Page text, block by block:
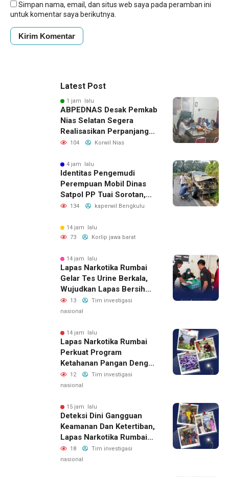
Simpan nama, email, dan situs web saya pada peramban ini
untuk komentar saya berikutnya.
Latest Post
1 jam lalu
ABPEDNAS Desak Pemkab
Nias Selatan Segera
Realisasikan Perpanjangan
Masa Jabatan BPD, Soroti
Kesejahteraan Anggota
104 Korwil Nias
4 jam lalu
Identitas Pengemudi
Perempuan Mobil Dinas
Satpol PP Tuai Sorotan,
Publik Pertanyakan Izin
134 kaperwil Bengkulu
14 jam lalu
73
Korlip jawa barat
14 jam lalu
Lapas Narkotika Rumbai
Gelar Tes Urine Berkala,
Wujudkan Lapas Bersih
Dari Narkoba
13
Tim investigasi
nasional
14 jam lalu
Lapas Narkotika Rumbai
Perkuat Program
Ketahanan Pangan Dengan
Memanen Terong
12
Tim investigasi
nasional
15 jam lalu
Deteksi Dini Gangguan
Keamanan Dan Ketertiban,
Lapas Narkotika Rumbai
Gelar Razia Rutin Blok
Hunian
18
Tim investigasi
nasional